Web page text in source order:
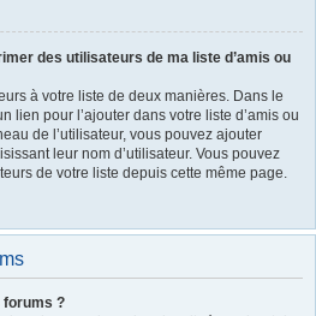
des utilisateurs de ma liste d’amis ou
à votre liste de deux manières. Dans le
lien pour l’ajouter dans votre liste d’amis ou
de l’utilisateur, vous pouvez ajouter
leur nom d’utilisateur. Vous pouvez
de votre liste depuis cette même page.
forums ?